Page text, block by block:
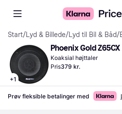
Start/Lyd & Billede/Lyd til Bil & Båd/
+1
Phoenix Gold Z65CX
Koaksial højttaler
Pris379 kr.
Prøv fleksible betalinger med